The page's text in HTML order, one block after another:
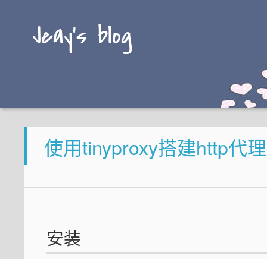
Jeay's blog
使用tinyproxy搭建http代理
安装